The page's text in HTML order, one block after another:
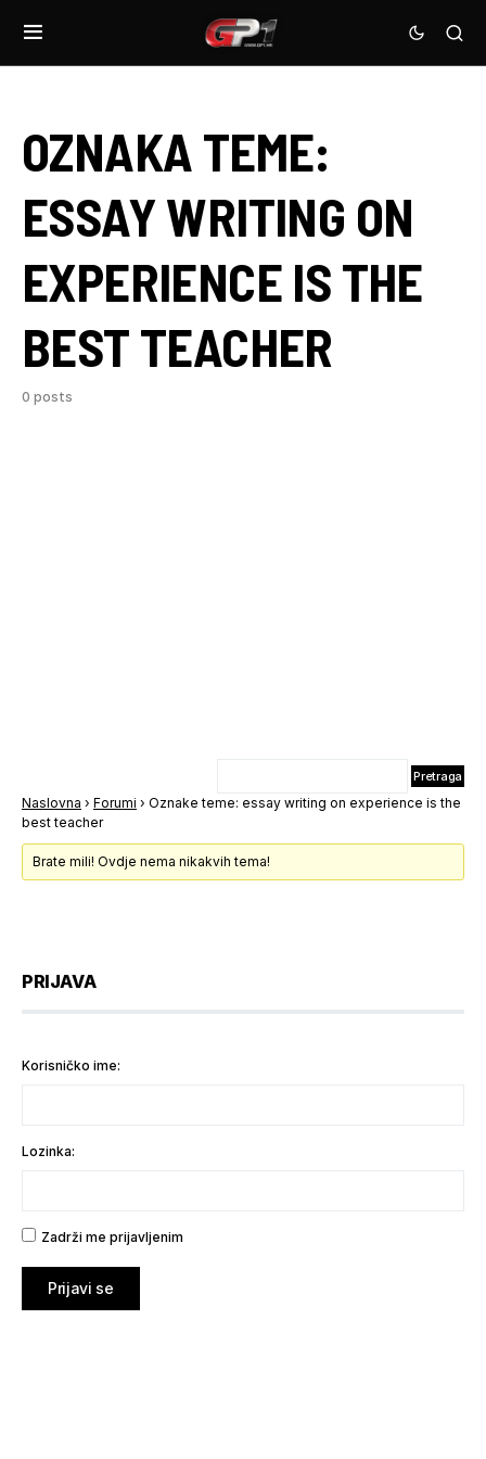
OZNAKA TEME:
ESSAY WRITING ON
EXPERIENCE IS THE
BEST TEACHER
0 posts
Naslovna › Forumi › Oznake teme: essay writing on experience is the
best teacher
Brate mili! Ovdje nema nikakvih tema!
PRIJAVA
Korisničko ime:
Lozinka:
Zadrži me prijavljenim
Prijavi se